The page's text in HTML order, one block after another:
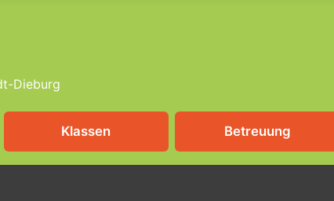
Dieburg
Klassen Betreuung